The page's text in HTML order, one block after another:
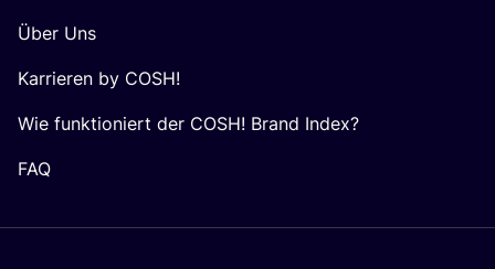
Über Uns
Karrieren by COSH!
Wie funktioniert der COSH! Brand Index?
FAQ